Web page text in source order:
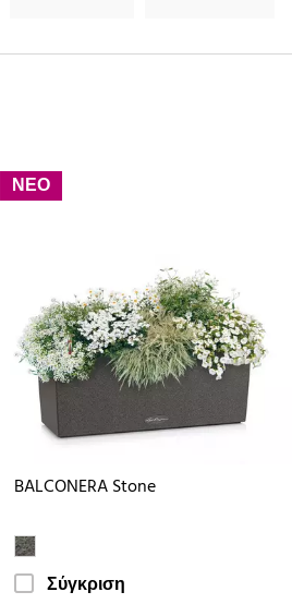
ΝΕΟ
BALCONERA Stone
Σύγκριση